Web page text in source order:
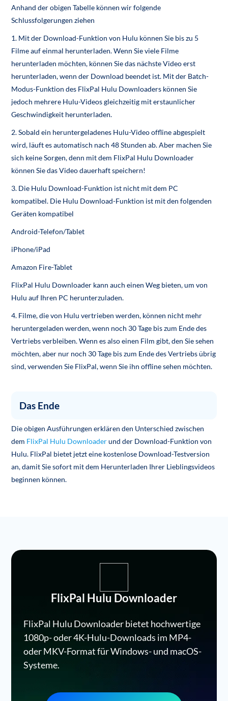
Anhand der obigen Tabelle können wir folgende
Schlussfolgerungen ziehen
1. Mit der Download-Funktion von Hulu können Sie bis zu 5
Filme auf einmal herunterladen. Wenn Sie viele Filme
herunterladen möchten, können Sie das nächste Video erst
herunterladen, wenn der Download beendet ist. Mit der Batch-
Modus-Funktion des FlixPal Hulu Downloaders können Sie
jedoch mehrere Hulu-Videos gleichzeitig mit erstaunlicher
Geschwindigkeit herunterladen.
2.Sobald ein heruntergeladenes Hulu-Video offline abgespielt
wird, läuft es automatisch nach 48 Stunden ab. Aber machen Sie
sich keine Sorgen, denn mit dem FlixPal Hulu Downloader
können Sie das Video dauerhaft speichern!
3. Die Hulu Download-Funktion ist nicht mit dem PC
kompatibel. Die Hulu Download-Funktion ist mit den folgenden
Geräten kompatibel
Android-Telefon/Tablet
iPhone/iPad
Amazon Fire-Tablet
FlixPal Hulu Downloader kann auch einen Weg bieten, um von
Hulu auf Ihren PC herunterzuladen.
4. Filme, die von Hulu vertrieben werden, können nicht mehr
heruntergeladen werden, wenn noch 30 Tage bis zum Ende des
Vertriebs verbleiben. Wenn es also einen Film gibt, den Sie sehen
möchten, aber nur noch 30 Tage bis zum Ende des Vertriebs übrig
sind, verwenden Sie FlixPal, wenn Sie ihn offline sehen möchten.
Das Ende
Die obigen Ausführungen erklären den Unterschied zwischen
dem FlixPal Hulu Downloaderund der Download-Funktion von
Hulu. FlixPal bietet jetzt eine kostenlose Download-Testversion
an, damit Sie sofort mit dem Herunterladen Ihrer Lieblingsvideos
beginnen können.
FlixPal Hulu Downloader
FlixPal Hulu Downloader bietet hochwertige
1080p- oder 4K-Hulu-Downloads im MP4-
oder MKV-Format für Windows- und macOS-
Systeme.